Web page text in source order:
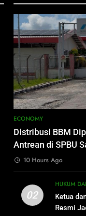
ECONOMY
Distribusi BBM
Antrean di SPBU
10 Hours Ago
02
HUKUM
Ketua
Resmi